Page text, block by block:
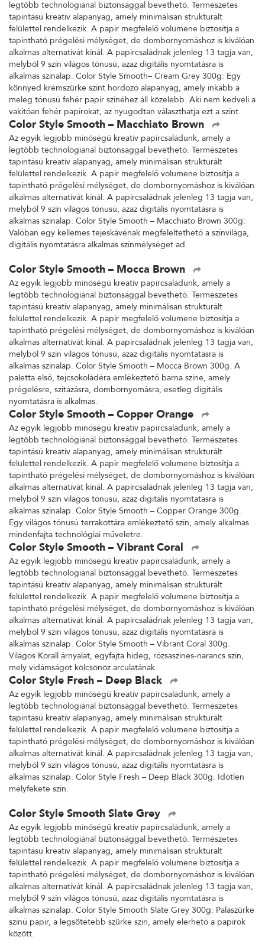
legtöbb technológiánál biztonsággal bevethető. Természetes
tapintású kreatív alapanyag, amely minimálisan strukturált
felülettel rendelkezik. A papír megfelelő volumene biztosítja a
tapintható prégelési mélységet, de dombornyomáshoz is kiválóan
alkalmas alternatívát kínál. A papírcsaládnak jelenleg 13 tagja van,
melyből 9 szín világos tónusú, azaz digitális nyomtatásra is
alkalmas színalap. Color Style Smooth– Cream Grey 300g: Egy
könnyed krémszürke színt hordozó alapanyag, amely inkább a
meleg tónusú fehér papír színéhez áll közelebb. Aki nem kedveli a
vakítóan fehér papírokat, az nyugodtan választhatja ezt a színt.
Color Style Smooth – Macchiato Brown
Az egyik legjobb minőségű kreatív papírcsaládunk, amely a
legtöbb technológiánál biztonsággal bevethető. Természetes
tapintású kreatív alapanyag, amely minimálisan strukturált
felülettel rendelkezik. A papír megfelelő volumene biztosítja a
tapintható prégelési mélységet, de dombornyomáshoz is kiválóan
alkalmas alternatívát kínál. A papírcsaládnak jelenleg 13 tagja van,
melyből 9 szín világos tónusú, azaz digitális nyomtatásra is
alkalmas színalap. Color Style Smooth – Macchiato Brown 300g:
Valóban egy kellemes tejeskávénak megfeleltethető a színvilága,
digitális nyomtatásra alkalmas színmélységet ad.
Color Style Smooth – Mocca Brown
Az egyik legjobb minőségű kreatív papírcsaládunk, amely a
legtöbb technológiánál biztonsággal bevethető. Természetes
tapintású kreatív alapanyag, amely minimálisan strukturált
felülettel rendelkezik. A papír megfelelő volumene biztosítja a
tapintható prégelési mélységet, de dombornyomáshoz is kiválóan
alkalmas alternatívát kínál. A papírcsaládnak jelenleg 13 tagja van,
melyből 9 szín világos tónusú, azaz digitális nyomtatásra is
alkalmas színalap. Color Style Smooth – Mocca Brown 300g. A
paletta első, tejcsokoládéra emlékeztető barna színe, amely
prégelésre, szitázásra, dombornyomásra, esetleg digitális
nyomtatásra is alkalmas.
Color Style Smooth – Copper Orange
Az egyik legjobb minőségű kreatív papírcsaládunk, amely a
legtöbb technológiánál biztonsággal bevethető. Természetes
tapintású kreatív alapanyag, amely minimálisan strukturált
felülettel rendelkezik. A papír megfelelő volumene biztosítja a
tapintható prégelési mélységet, de dombornyomáshoz is kiválóan
alkalmas alternatívát kínál. A papírcsaládnak jelenleg 13 tagja van,
melyből 9 szín világos tónusú, azaz digitális nyomtatásra is
alkalmas színalap. Color Style Smooth – Copper Orange 300g.
Egy világos tónusú terrakottára emlékeztető szín, amely alkalmas
mindenfajta technológiai műveletre.
Color Style Smooth – Vibrant Coral
Az egyik legjobb minőségű kreatív papírcsaládunk, amely a
legtöbb technológiánál biztonsággal bevethető. Természetes
tapintású kreatív alapanyag, amely minimálisan strukturált
felülettel rendelkezik. A papír megfelelő volumene biztosítja a
tapintható prégelési mélységet, de dombornyomáshoz is kiválóan
alkalmas alternatívát kínál. A papírcsaládnak jelenleg 13 tagja van,
melyből 9 szín világos tónusú, azaz digitális nyomtatásra is
alkalmas színalap. Color Style Smooth – Vibrant Coral 300g.
Világos Korall árnyalat, egyfajta hideg, rózsaszínes-narancs szín,
mely vidámságot kölcsönöz arculatának.
Color Style Fresh – Deep Black
Az egyik legjobb minőségű kreatív papírcsaládunk, amely a
legtöbb technológiánál biztonsággal bevethető. Természetes
tapintású kreatív alapanyag, amely minimálisan strukturált
felülettel rendelkezik. A papír megfelelő volumene biztosítja a
tapintható prégelési mélységet, de dombornyomáshoz is kiválóan
alkalmas alternatívát kínál. A papírcsaládnak jelenleg 13 tagja van,
melyből 9 szín világos tónusú, azaz digitális nyomtatásra is
alkalmas színalap. Color Style Fresh – Deep Black 300g. Időtlen
mélyfekete szín.
Color Style Smooth Slate Grey
Az egyik legjobb minőségű kreatív papírcsaládunk, amely a
legtöbb technológiánál biztonsággal bevethető. Természetes
tapintású kreatív alapanyag, amely minimálisan strukturált
felülettel rendelkezik. A papír megfelelő volumene biztosítja a
tapintható prégelési mélységet, de dombornyomáshoz is kiválóan
alkalmas alternatívát kínál. A papírcsaládnak jelenleg 13 tagja van,
melyből 9 szín világos tónusú, azaz digitális nyomtatásra is
alkalmas színalap. Color Style Smooth Slate Grey 300g: Palaszürke
színű papír, a legsötétebb szürke szín, amely elérhető a papírok
között.